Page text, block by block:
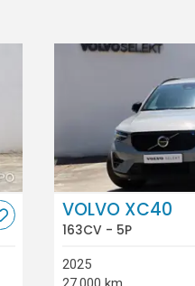
VOLVO XC40
163CV - 5P
2025